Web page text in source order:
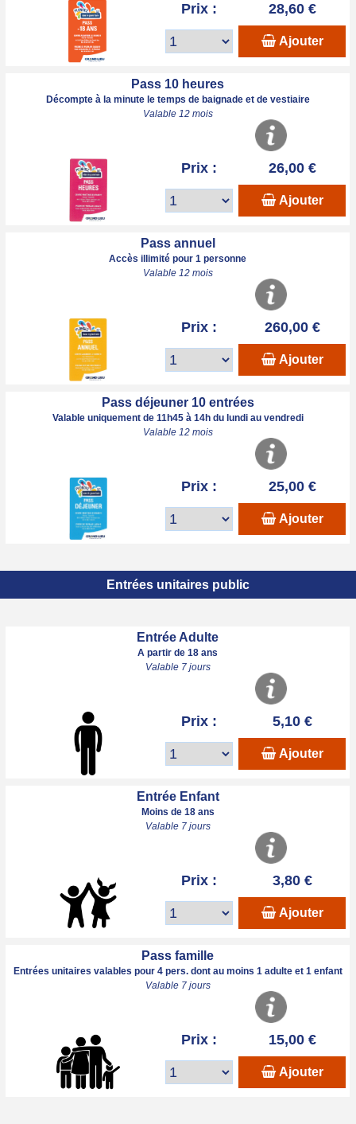
Prix : 28,60 €
Ajouter
Pass 10 heures
Décompte à la minute le temps de baignade et de vestiaire
Valable 12 mois
Prix : 26,00 €
Ajouter
Pass annuel
Accès illimité pour 1 personne
Valable 12 mois
Prix : 260,00 €
Ajouter
Pass déjeuner 10 entrées
Valable uniquement de 11h45 à 14h du lundi au vendredi
Valable 12 mois
Prix : 25,00 €
Ajouter
Entrées unitaires public
Entrée Adulte
A partir de 18 ans
Valable 7 jours
Prix : 5,10 €
Ajouter
Entrée Enfant
Moins de 18 ans
Valable 7 jours
Prix : 3,80 €
Ajouter
Pass famille
Entrées unitaires valables pour 4 pers. dont au moins 1 adulte et 1 enfant
Valable 7 jours
Prix : 15,00 €
Ajouter